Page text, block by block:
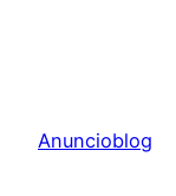
Anuncioblog